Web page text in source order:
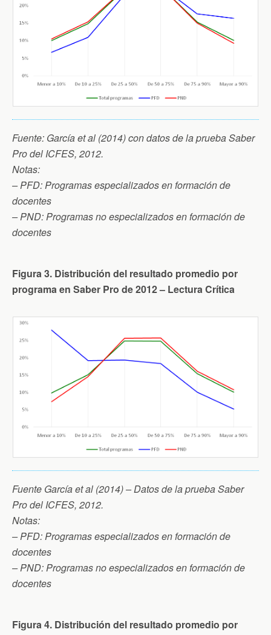
Fuente: García et al (2014) con datos de la prueba Saber
Pro del ICFES, 2012.
Notas:
– PFD: Programas especializados en formación de
docentes
– PND: Programas no especializados en formación de
docentes
Figura 3. Distribución del resultado promedio por
programa en Saber Pro de 2012 – Lectura Crítica
Fuente García et al (2014) – Datos de la prueba Saber
Pro del ICFES, 2012.
Notas:
– PFD: Programas especializados en formación de
docentes
– PND: Programas no especializados en formación de
docentes
Figura 4. Distribución del resultado promedio por